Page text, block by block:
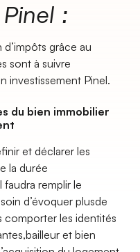
:
grâce au
sont à suivre
investissement Pinel.
du bien immobilier
et déclarer les
la durée
faudra remplir le
d’évoquer plusde
comporter les identités
et bien